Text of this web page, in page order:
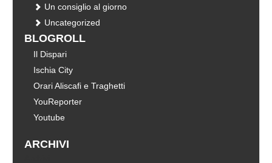
Un consiglio al giorno
Uncategorized
BLOGROLL
Il Dispari
Ischia City
Orari Aliscafi e Traghetti
YouReporter
Youtube
ARCHIVI